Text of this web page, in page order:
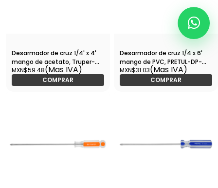
Desarmador de cruz 1/4' x 4'
mango de acetato, Truper-
DP-1/4X4 / 14074
MXN$59.48(Mas IVA)
COMPRAR
Desarmador de cruz 1/4 x 6'
mango de PVC, PRETUL-DP-
1/4X6TP / 21477
MXN$31.03(Mas IVA)
COMPRAR